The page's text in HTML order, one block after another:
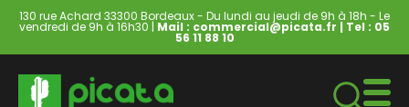
130 rue Achard 33300 Bordeaux - Du lundi au jeudi de 9h à 18h - Le
vendredi de 9h à 16h30 | Mail : commercial@picata.fr | Tel : 05
56 11 88 10